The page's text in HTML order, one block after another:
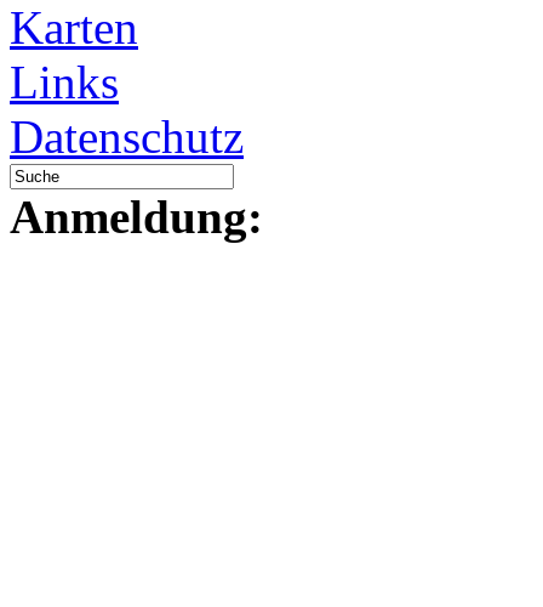
Karten
Links
Datenschutz
Anmeldung: